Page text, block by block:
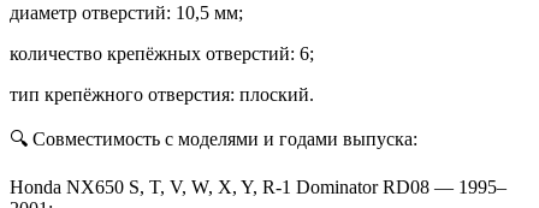
диаметр отверстий: 10,5 мм;
количество крепёжных отверстий: 6;
тип крепёжного отверстия: плоский.
🔍 Совместимость с моделями и годами выпуска:
Honda NX650 S, T, V, W, X, Y, R‑1 Dominator RD08 — 1995–